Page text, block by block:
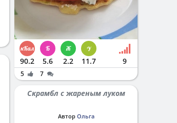
90.2 5.6 2.2 11.7 9
5 7
Скрамбл с жареным луком
Автор Ольга